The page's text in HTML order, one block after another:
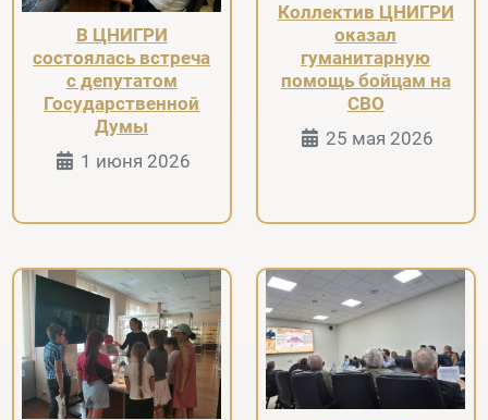
В ЦНИГРИ
состоялась встреча
с депутатом
Государственной
Думы
Информация о Странице
1 июня 2026
Коллектив ЦНИГРИ
оказал
гуманитарную
помощь бойцам на
СВО
Информация
25 мая 2026